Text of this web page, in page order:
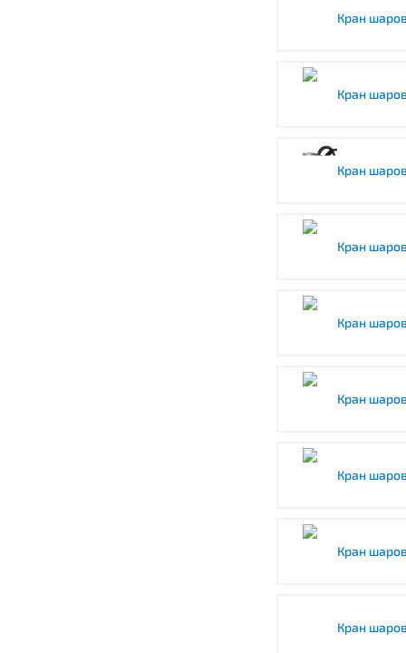
Кран
Кран
Кран
Кран
Кран
Кран
Кран
Кран
Кран